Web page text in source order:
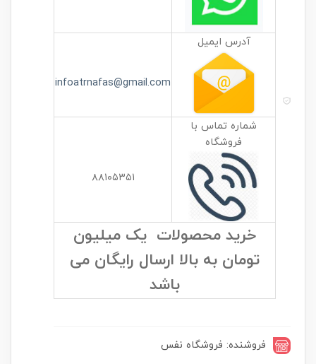
آدرس ایمیل
infoatrnafas@gmail.com
شماره تماس با
فروشگاه
۸۸۱۰۵۳۵۱
خرید محصولات یک میلیون
تومان به بالا ارسال رایگان می
باشد
فروشنده: فروشگاه نفس